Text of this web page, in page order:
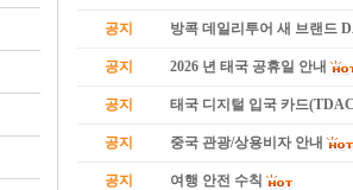
공지 방콕 데일리투어 새 브랜드
공지 2026 년 태국 공휴일 안내
공지 태국 디지털 입국 카드
공지 중국 관광/상용비자 안내
공지 여행 안전 수칙